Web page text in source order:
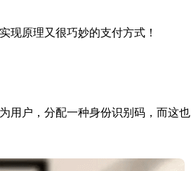
现原理又很巧妙的支付方式！
用户，分配一种身份识别码，而这也